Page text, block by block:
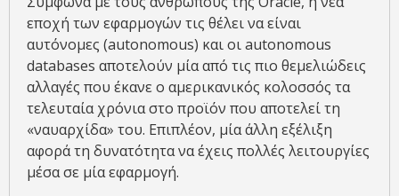
εποχή των εφαρμογών τις θέλει να είναι
αυτόνομες (autonomous) και οι autonomous
databases αποτελούν μία από τις πιο θεμελιώδεις
αλλαγές που έκανε ο αμερικανικός κολοσσός τα
τελευταία χρόνια στο προϊόν που αποτελεί τη
«ναυαρχίδα» του. Επιπλέον, μία άλλη εξέλιξη
αφορά τη δυνατότητα να έχεις πολλές λειτουργίες
μέσα σε μία εφαρμογή.